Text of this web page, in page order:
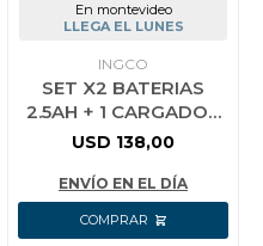
En montevideo
LLEGA EL LUNES
INGCO
SET X2 BATERIAS
2.5AH + 1 CARGADOR
42V P42M INGCO
USD 138,00
ENVÍO EN EL DÍA